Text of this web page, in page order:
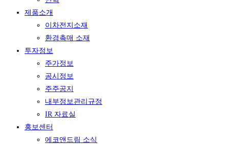
제품소개
이차전지소재
환경촉매 소재
투자정보
주가정보
공시정보
주주공지
내부정보관리규정
IR 자료실
홍보센터
에코앤드림 소식